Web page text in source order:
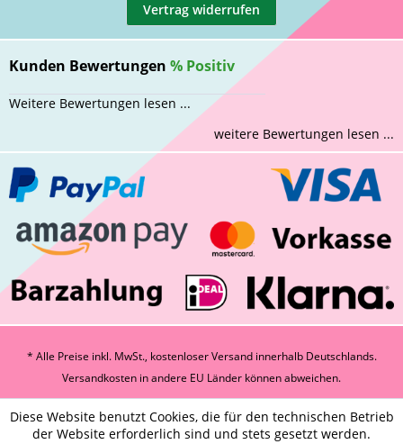
Vertrag widerrufen
Kunden Bewertungen % Positiv
Weitere Bewertungen lesen ...
weitere Bewertungen lesen ...
* Alle Preise inkl. MwSt., kostenloser Versand innerhalb Deutschlands.
Versandkosten in andere EU Länder können abweichen.
Diese Website benutzt Cookies, die für den technischen Betrieb
der Website erforderlich sind und stets gesetzt werden.